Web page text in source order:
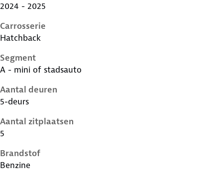
2024 - 2025
Carrosserie
Hatchback
Segment
A - mini of stadsauto
Aantal deuren
5-deurs
Aantal zitplaatsen
5
Brandstof
Benzine